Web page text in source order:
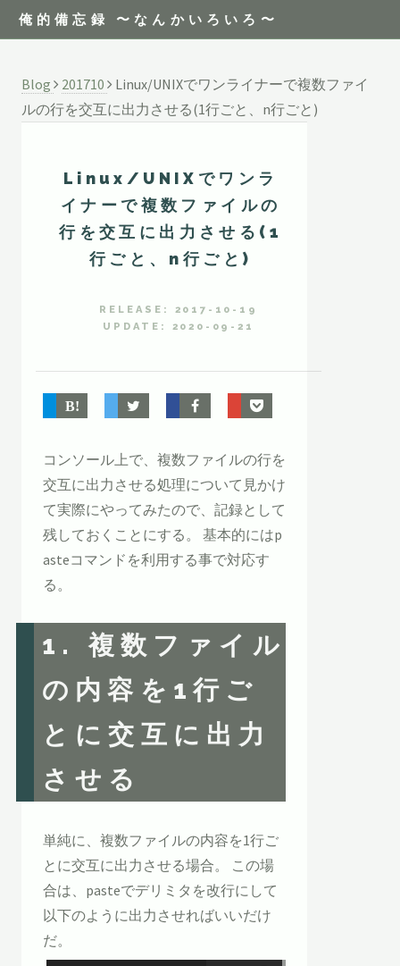
俺的備忘録 〜なんかいろいろ〜
Blog 201710
Linux/UNIXでワンライナーで複数ファイ
ルの行を交互に出力させる(1行ごと、n行ごと)
Linux/UNIXでワンラ
イナーで複数ファイルの
行を交互に出力させる(1
行ごと、n行ごと)
RELEASE: 2017-10-19
UPDATE: 2020-09-21
コンソール上で、複数ファイルの行を
交互に出力させる処理について見かけ
て実際にやってみたので、記録として
残しておくことにする。 基本的にはp
asteコマンドを利用する事で対応す
る。
1. 複数ファイル
の内容を1行ご
とに交互に出力
させる
単純に、複数ファイルの内容を1行ご
とに交互に出力させる場合。 この場
合は、pasteでデリミタを改行にして
以下のように出力させればいいだけ
だ。